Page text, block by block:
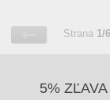
Strana 1/6
5%